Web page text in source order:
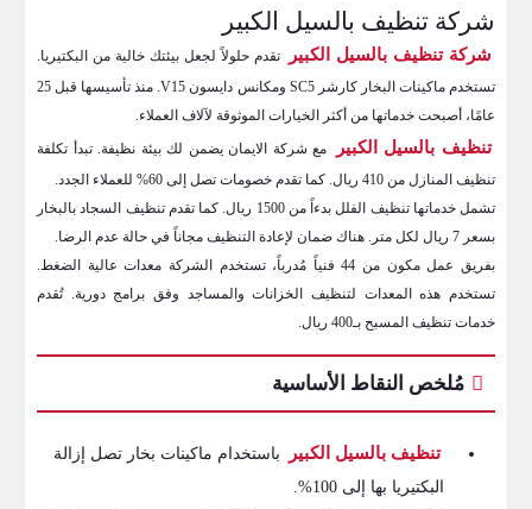
شركة تنظيف بالسيل الكبير
شركة تنظيف بالسيل الكبير
تقدم حلولاً لجعل بيئتك خالية من البكتيريا.
تستخدم ماكينات البخار كارشر SC5 ومكانس دايسون V15. منذ تأسيسها قبل 25
عامًا، أصبحت خدماتها من أكثر الخيارات الموثوقة لآلاف العملاء.
تنظيف بالسيل الكبير
مع شركة الايمان يضمن لك بيئة نظيفة. تبدأ تكلفة
تنظيف المنازل من 410 ريال. كما تقدم خصومات تصل إلى 60% للعملاء الجدد.
تشمل خدماتها تنظيف الفلل بدءاً من 1500 ريال. كما تقدم تنظيف السجاد بالبخار
بسعر 7 ريال لكل متر. هناك ضمان لإعادة التنظيف مجاناً في حالة عدم الرضا.
بفريق عمل مكون من 44 فنياً مُدرباً، تستخدم الشركة معدات عالية الضغط.
تستخدم هذه المعدات لتنظيف الخزانات والمساجد وفق برامج دورية. تُقدم
خدمات تنظيف المسبح بـ400 ريال.
مُلخص النقاط الأساسية
تنظيف بالسيل الكبير
باستخدام ماكينات بخار تصل إزالة
البكتيريا بها إلى 100%.